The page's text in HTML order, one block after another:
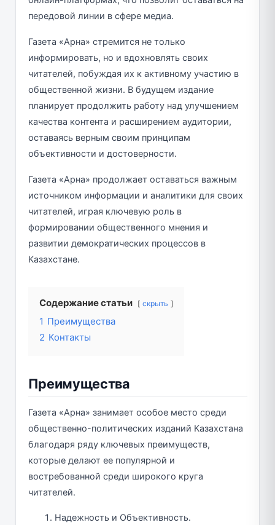
передовой линии в сфере медиа.
Газета «Арна» стремится не только
информировать, но и вдохновлять своих
читателей, побуждая их к активному участию в
общественной жизни. В будущем издание
планирует продолжить работу над улучшением
качества контента и расширением аудитории,
оставаясь верным своим принципам
объективности и достоверности.
Газета «Арна» продолжает оставаться важным
источником информации и аналитики для своих
читателей, играя ключевую роль в
формировании общественного мнения и
развитии демократических процессов в
Казахстане.
Содержание статьи скрыть
1 Преимущества
2 Контакты
Преимущества
Газета «Арна» занимает особое место среди
общественно-политических изданий Казахстана
благодаря ряду ключевых преимуществ,
которые делают ее популярной и
востребованной среди широкого круга
читателей.
Надежность и Объективность.